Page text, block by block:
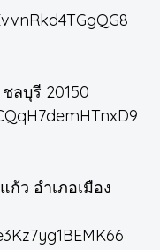
ลบุรี 20150
ว อำเภอเมือง